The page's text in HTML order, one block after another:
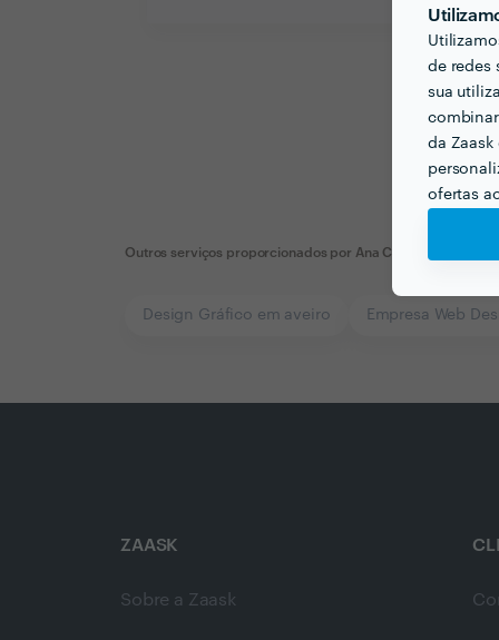
de redes
sua
da
ofertas
Outros serviços proporcionados por Ana Castro Alves
Design Gráfico em aveiro Empresa Web
ZAASK
Sobre a Zaask